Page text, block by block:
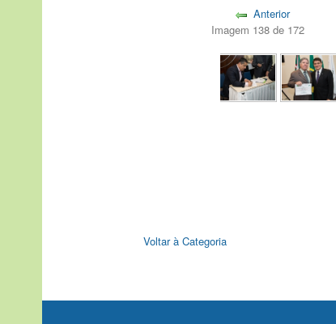
Anterior
Imagem 138 de 172
Voltar à Categoria